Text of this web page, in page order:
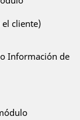
cliente)
Información de